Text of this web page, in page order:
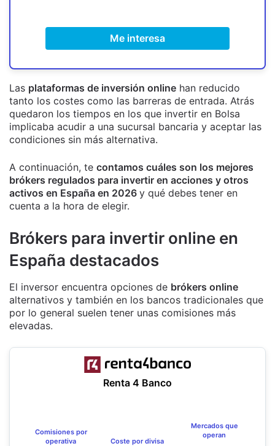
Me interesa
Las plataformas de inversión online han reducido
tanto los costes como las barreras de entrada. Atrás
quedaron los tiempos en los que invertir en Bolsa
implicaba acudir a una sucursal bancaria y aceptar las
condiciones sin más alternativa.
A continuación, te contamos cuáles son los mejores
brókers regulados para invertir en acciones y otros
activos en España en 2026 y qué debes tener en
cuenta a la hora de elegir.
Brókers para invertir online en
España destacados
El inversor encuentra opciones de brókers online
alternativos y también en los bancos tradicionales que
por lo general suelen tener unas comisiones más
elevadas.
Renta 4 Banco
Comisiones por
operativa
Coste por divisa
Mercados que
operan